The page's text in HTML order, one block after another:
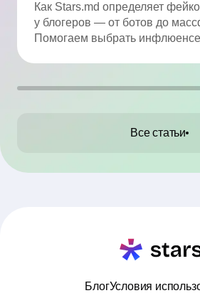
определяет
аудитории
Как Stars.md определяет
у блогеров — от ботов до
Помогаем выбрать
Все статьи
БлогУсловия